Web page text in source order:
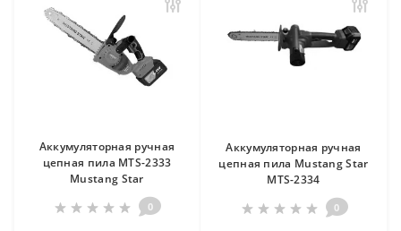
Аккумуляторная ручная
цепная пила MTS-2333
Mustang Star
0
Аккумуляторная ручная
цепная пила Mustang Star
MTS-2334
0